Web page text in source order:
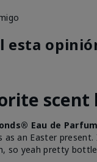
esta
scent
Eau de Parfum
an Easter
so yeah pretty